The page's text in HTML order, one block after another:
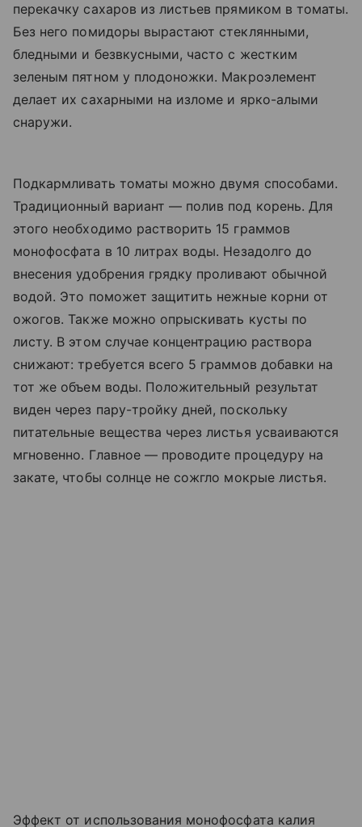
перекачку сахаров из листьев прямиком в томаты.
Без него помидоры вырастают стеклянными,
бледными и безвкусными, часто с жестким
зеленым пятном у плодоножки. Макроэлемент
делает их сахарными на изломе и ярко-алыми
снаружи.
Подкармливать томаты можно двумя способами.
Традиционный вариант — полив под корень. Для
этого необходимо растворить 15 граммов
монофосфата в 10 литрах воды. Незадолго до
внесения удобрения грядку проливают обычной
водой. Это поможет защитить нежные корни от
ожогов. Также можно опрыскивать кусты по
листу. В этом случае концентрацию раствора
снижают: требуется всего 5 граммов добавки на
тот же объем воды. Положительный результат
виден через пару-тройку дней, поскольку
питательные вещества через листья усваиваются
мгновенно. Главное — проводите процедуру на
закате, чтобы солнце не сожгло мокрые листья.
Эффект от использования монофосфата калия